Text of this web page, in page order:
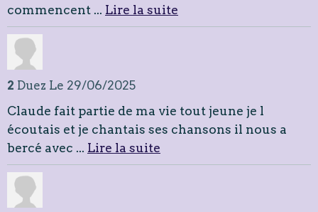
commencent ... Lire la suite
2 Duez Le 29/06/2025
Claude fait partie de ma vie tout jeune je l
écoutais et je chantais ses chansons il nous a
bercé avec ... Lire la suite